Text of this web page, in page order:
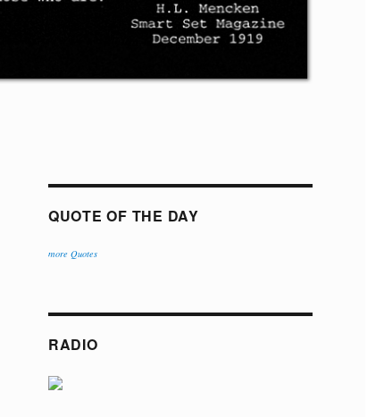
QUOTE OF THE DAY
more Quotes
RADIO